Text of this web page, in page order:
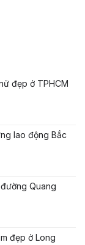
đẹp ở TPHCM
lao động Bắc
Quang
đẹp ở Long